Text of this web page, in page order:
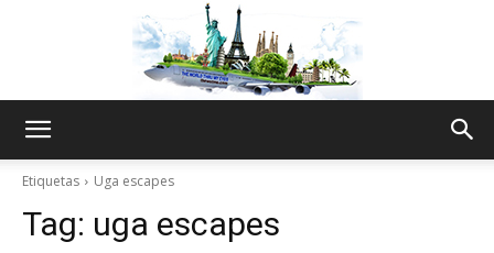
Etiquetas Uga escapes
Tag: uga escapes